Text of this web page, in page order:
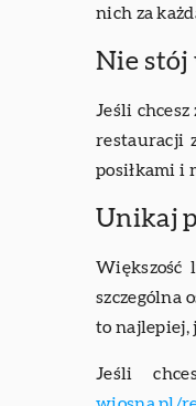
nich za
Nie stój
Jeśli
restauracji
posiłkami i
Unikaj
Większość
szczególna
to najlepiej,
Jeśli